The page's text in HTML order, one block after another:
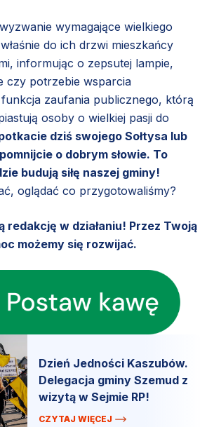
wymagające wielkiego
do ich drzwi mieszkańcy
informując o zepsutej lampie,
czy potrzebie wsparcia
funkcja zaufania publicznego, którą
osoby o wielkiej pasji do
dziś swojego Sołtysa lub
o dobrym słowie. To
budują siłę naszej gminy!
oglądać co przygotowaliśmy?
redakcję w działaniu! Przez Twoją
możemy się rozwijać.
Dzień Jedności Kaszubów.
Delegacja gminy Szemud z
wizytą w Sejmie RP!
CZYTAJ WIĘCEJ